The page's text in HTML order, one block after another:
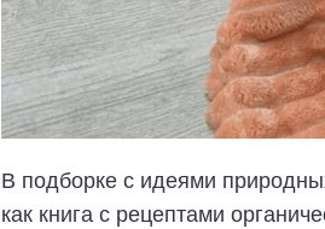
В подборке с идеями
как книга с рецептами